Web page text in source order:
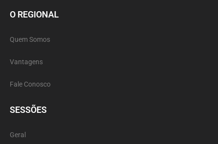
O REGIONAL
Quem Somos
Vantagens
Fale Conosco
SESSÕES
Geral